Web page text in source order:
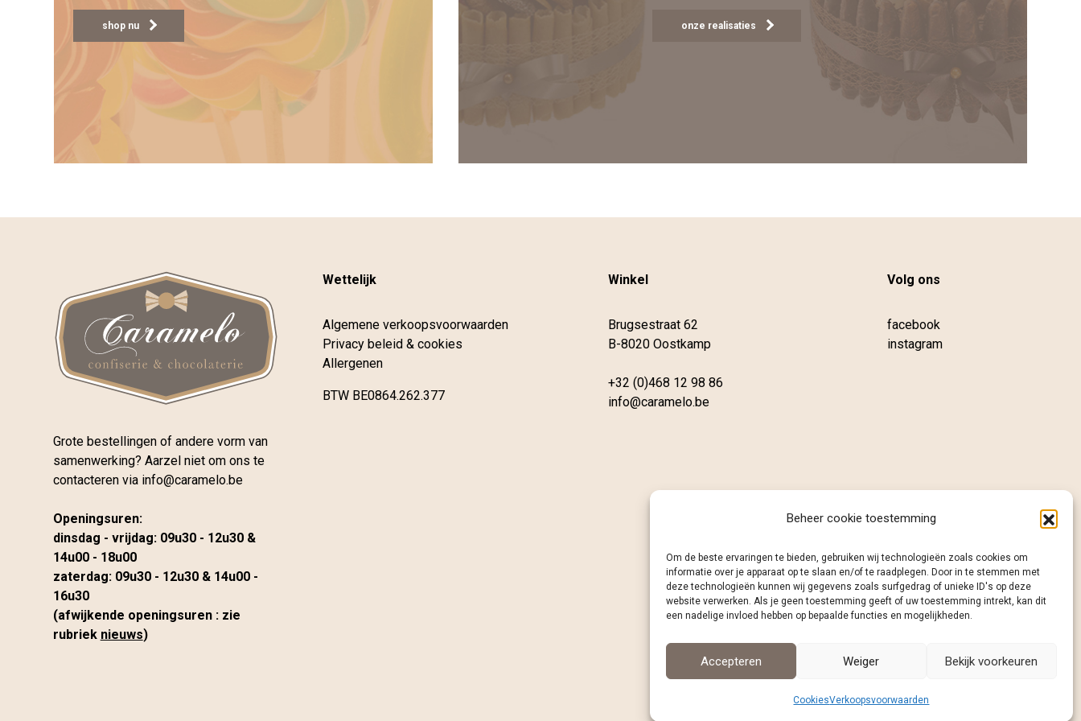
Beheer cookie toestemming
Om de beste ervaringen te bieden, gebruiken wij technologieën zoals cookies om
informatie over je apparaat op te slaan en/of te raadplegen. Door in te stemmen met
deze technologieën kunnen wij gegevens zoals surfgedrag of unieke ID's op deze
website verwerken. Als je geen toestemming geeft of uw toestemming intrekt, kan dit
een nadelige invloed hebben op bepaalde functies en mogelijkheden.
Accepteren Weiger Bekijk voorkeuren
CookiesVerkoopsvoorwaarden
shop nu onze realisaties
Grote bestellingen of andere vorm van
samenwerking? Aarzel niet om ons te
contacteren via info@caramelo.be
Openingsuren:
dinsdag - vrijdag: 09u30 - 12u30 &
14u00 - 18u00
zaterdag: 09u30 - 12u30 & 14u00 -
16u30
(afwijkende openingsuren : zie
rubriek nieuws)
Wettelijk
Algemene verkoopsvoorwaarden
Privacy beleid & cookies
Allergenen
BTW BE0864.262.377
Winkel
Brugsestraat 62
B-8020 Oostkamp
+32 (0)468 12 98 86
info@caramelo.be
Volg ons
facebook
instagram
cookies|website laten maken door wcreate